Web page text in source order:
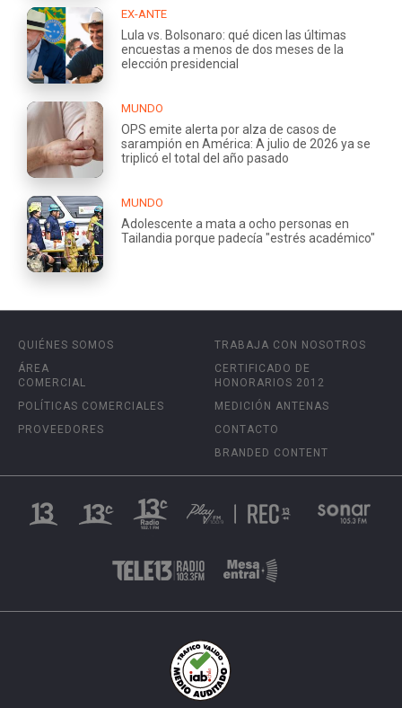
EX-ANTE
Lula vs. Bolsonaro: qué dicen las últimas
encuestas a menos de dos meses de la
elección presidencial
MUNDO
OPS emite alerta por alza de casos de
sarampión en América: A julio de 2026 ya se
triplicó el total del año pasado
MUNDO
Adolescente a mata a ocho personas en
Tailandia porque padecía "estrés académico"
QUIÉNES SOMOS
ÁREA
COMERCIAL
POLÍTICAS COMERCIALES
PROVEEDORES
TRABAJA CON NOSOTROS
CERTIFICADO DE
HONORARIOS 2012
MEDICIÓN ANTENAS
CONTACTO
BRANDED CONTENT